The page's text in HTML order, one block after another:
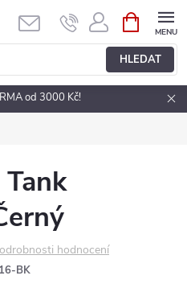
HLEDAT
NÁKUPNÍ
KOŠÍK
od 3000 Kč!
hodnocení
BK